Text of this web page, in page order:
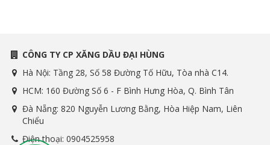
CÔNG TY CP XĂNG DẦU ĐẠI HÙNG
Hà Nội: Tầng 28, Số 58 Đường Tố Hữu, Tòa nhà C14.
HCM: 160 Đường Số 6 - F Bình Hưng Hòa, Q. Bình Tân
Đà Nẵng: 820 Nguyễn Lương Bằng, Hòa Hiệp Nam, Liên
Chiểu
Điện thoại: 0904525958